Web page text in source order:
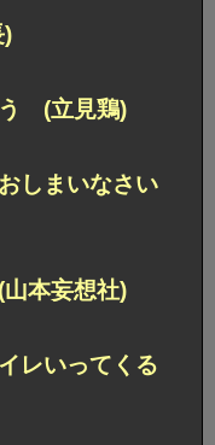
う (立見鶏)
しまいなさい
本妄想社)
レいってくる